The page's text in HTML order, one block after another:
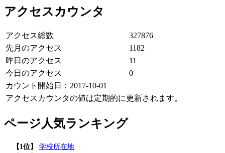
アクセスカウンタ
アクセス総数
327876
先月のアクセス
1182
昨日のアクセス
11
今日のアクセス
0
カウント開始日：2017-10-01
アクセスカウンタの値は定期的に更新されます。
ページ人気ランキング
【1位】
学校所在地